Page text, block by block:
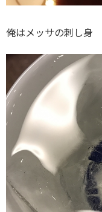
俺はメッサの刺し身